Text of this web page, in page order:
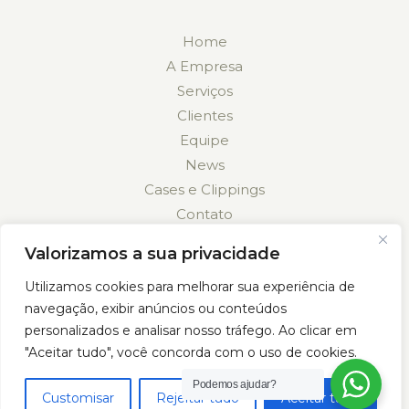
Valorizamos a sua privacidade
Utilizamos cookies para melhorar sua experiência de
navegação, exibir anúncios ou conteúdos
personalizados e analisar nosso tráfego. Ao clicar em
"Aceitar tudo", você concorda com o uso de cookies.
Customisar Rejeitar tudo Aceitar tudo
Home
A Empresa
Serviços
Clientes
Equipe
News
Cases e Clippings
Contato
Política de Privacidade
Podemos ajudar?